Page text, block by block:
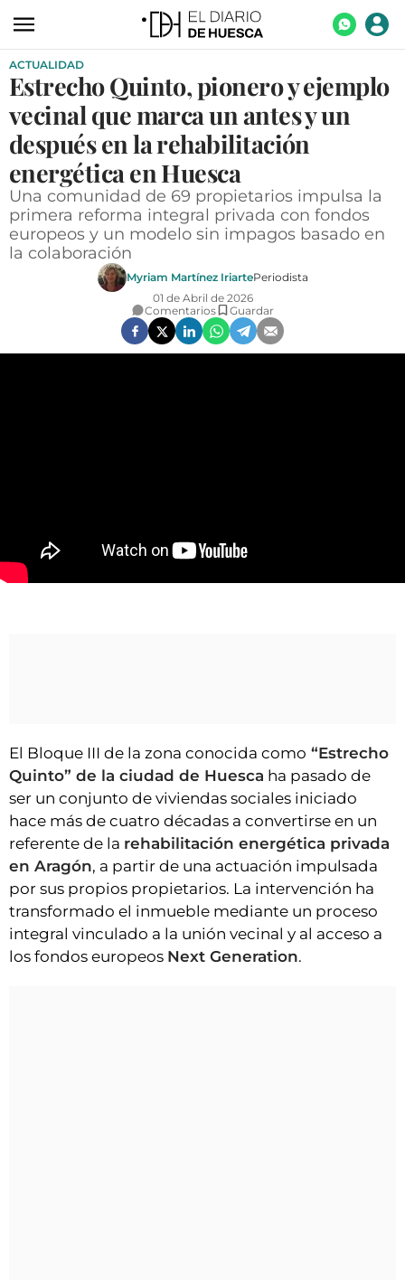
ACTUALIDAD
ECONOMÍA
TECNOLOGÍA
TURISMO
AGROALIMENTACIÓN
DEPORTES
AGENDA
CARTELERA
INICIAR SESIÓN
ACTUALIDAD
Estrecho Quinto, pionero y ejemplo
vecinal que marca un antes y un
después en la rehabilitación
energética en Huesca
Una comunidad de 69 propietarios impulsa la
primera reforma integral privada con fondos
europeos y un modelo sin impagos basado en
la colaboración
Myriam Martínez IriartePeriodista
01 de Abril de 2026
Comentarios
Guardar
El Bloque III de la zona conocida como “Estrecho
Quinto” de la ciudad de Huesca ha pasado de
ser un conjunto de viviendas sociales iniciado
hace más de cuatro décadas a convertirse en un
referente de la rehabilitación energética privada
en Aragón, a partir de una actuación impulsada
por sus propios propietarios. La intervención ha
transformado el inmueble mediante un proceso
integral vinculado a la unión vecinal y al acceso a
los fondos europeos Next Generation.